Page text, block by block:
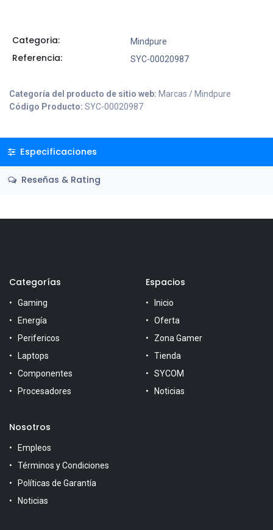
Categoria: Mindpure
Referencia: SYC-00020987
Categoría del producto de sitio web: Marcas / Mindpure
Código Producto: SYC-00020987
Especificaciones
Reseñas & Rating
Categorías
Gaming
Energía
Perifericos
Laptops
Componentes
Procesadores
Espacios
Inicio
Oferta
Zona Gamer
Tienda
SYCOM
Noticias
Nosotros
Empleos
Términos y Condiciones
Políticas de Garantía
Noticias